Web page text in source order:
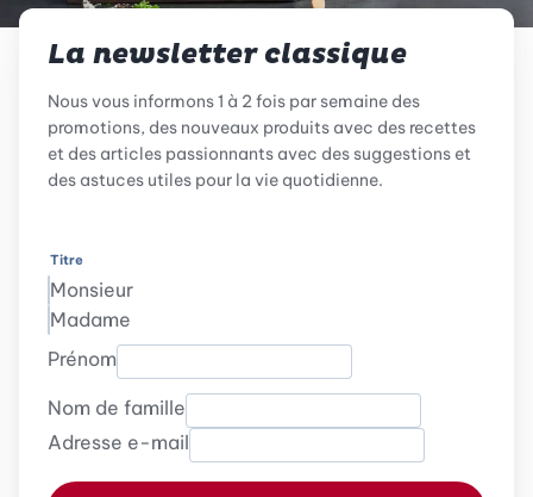
La newsletter classique
Nous vous informons 1 à 2 fois par semaine des
promotions, des nouveaux produits avec des recettes
et des articles passionnants avec des suggestions et
des astuces utiles pour la vie quotidienne.
Titre
Monsieur
Madame
Prénom
Nom de famille
Adresse e-mail